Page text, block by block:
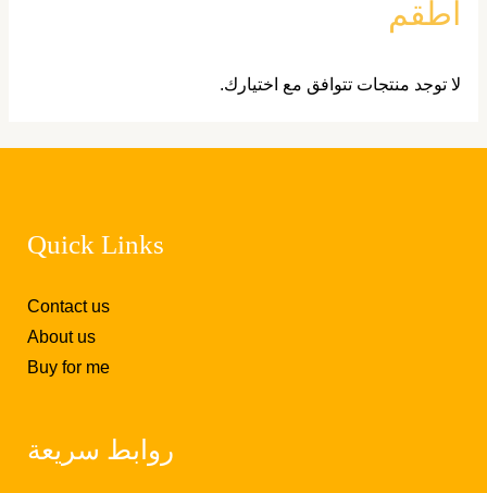
اطقم
لا توجد منتجات تتوافق مع اختيارك.
Quick Links
Contact us
About us
Buy for me
روابط سريعة